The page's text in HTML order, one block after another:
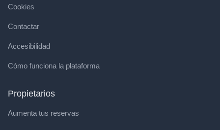
Cookies
Contactar
Accesibilidad
Cómo funciona la plataforma
Propietarios
Aumenta tus reservas